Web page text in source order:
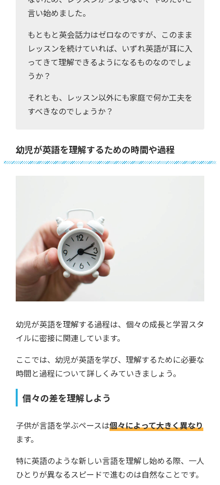
言い始めました。
もともと英会話力はゼロなのですが、このまま
レッスンを続けていれば、いずれ英語が耳に入
ってきて理解できるようになるものなのでしょ
うか？
それとも、レッスン以外にも家庭で何か工夫を
すべきなのでしょうか？
幼児が英語を理解するための時間や過程
幼児が英語を理解する過程は、個々の成長と学習スタ
イルに密接に関連しています。
ここでは、幼児が英語を学び、理解するために必要な
時間と過程について詳しくみていきましょう。
個々の差を理解しよう
子供が言語を学ぶペースは個々によって大きく異なり
ます。
特に英語のような新しい言語を理解し始める際、一人
ひとりが異なるスピードで進むのは自然なことです。